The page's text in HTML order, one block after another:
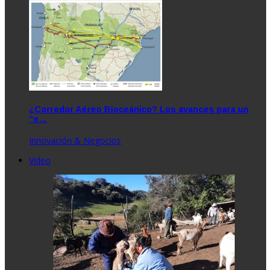
¿Corredor Aéreo Bioceánico? Los avances para un
“e…
Innovación & Negocios
Video